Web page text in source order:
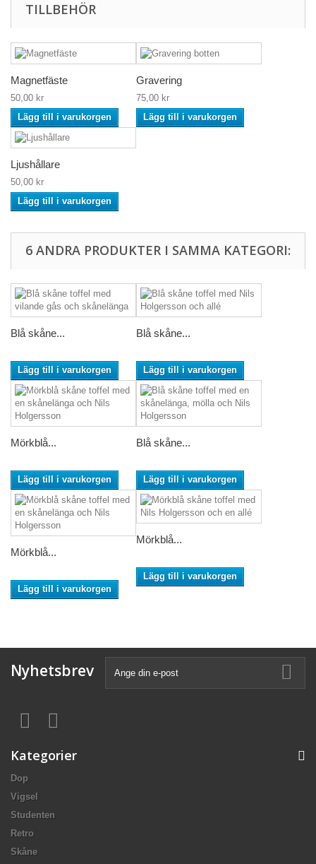
TILLBEHÖR
Magnetfäste
50,00 kr
Lägg till i varukorgen
Gravering
75,00 kr
Lägg till i varukorgen
Ljushållare
50,00 kr
Lägg till i varukorgen
6 ANDRA PRODUKTER I SAMMA KATEGORI:
Blå skåne...
Lägg till i varukorgen
Blå skåne...
Lägg till i varukorgen
Mörkblå...
Lägg till i varukorgen
Blå skåne...
Lägg till i varukorgen
Mörkblå...
Lägg till i varukorgen
Mörkblå...
Lägg till i varukorgen
Nyhetsbrev
Kategorier
Dop
Vigsel
Studenten
Retro
Skåne